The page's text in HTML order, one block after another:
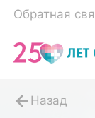
Обратная